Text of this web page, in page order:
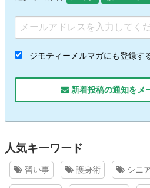
ジモティーメルマガにも登録す
新着投稿の通知をメ
人気キーワード
習い事 護身術 シニ